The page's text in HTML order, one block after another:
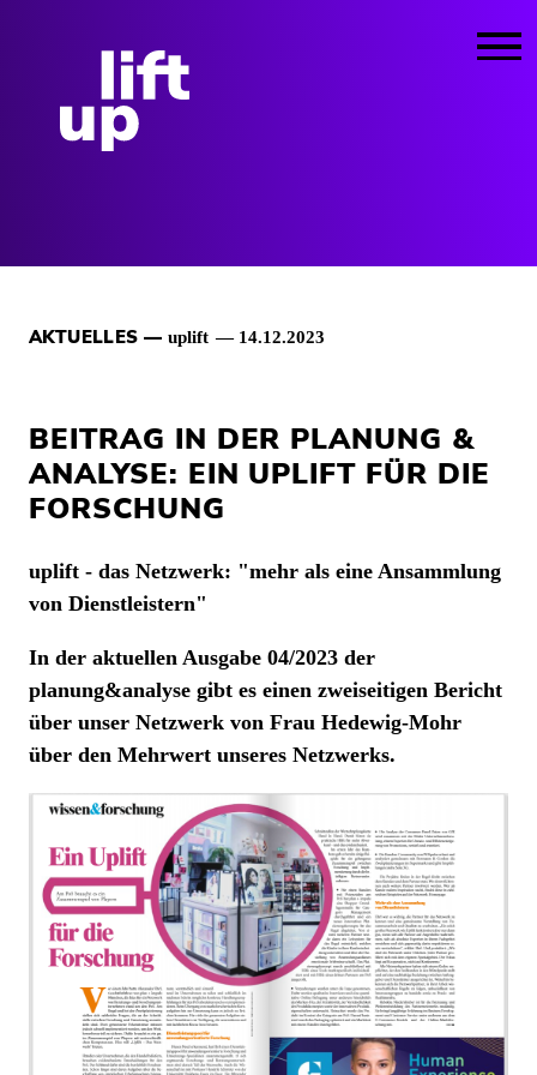
uplift 14.12.2023
BEITRAG IN DER PLANUNG &
ANALYSE: EIN UPLIFT FÜR DIE
FORSCHUNG
uplift - das Netzwerk: "mehr als eine Ansammlung
von Dienstleistern"
In der aktuellen Ausgabe 04/2023 der
planung&analyse gibt es einen zweiseitigen Bericht
über unser Netzwerk von Frau Hedewig-Mohr
über den Mehrwert unseres Netzwerks.